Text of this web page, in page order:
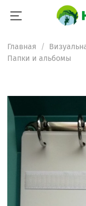
Главная
Папки и альбомы